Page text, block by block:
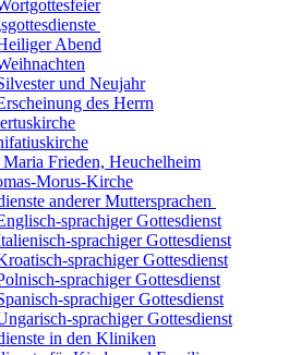
Abend
und Neujahr
des Herrn
Frieden, Heuchelheim
Morus-Kirche
anderer Muttersprachen
sprachiger Gottesdienst
sprachiger Gottesdienst
sprachiger Gottesdienst
sprachiger Gottesdienst
sprachiger Gottesdienst
sprachiger Gottesdienst
in den Kliniken